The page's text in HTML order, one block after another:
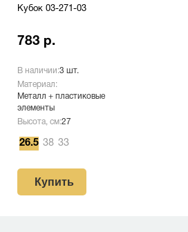
Кубок 03-271-03
783 р.
В наличии:3 шт.
Материал:
Металл + пластиковые
элементы
Высота, см:27
26.5 38 33
Купить